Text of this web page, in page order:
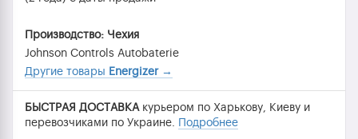
Производство: Чехия
Johnson Controls Autobaterie
Другие товары Energizer→
БЫСТРАЯ ДОСТАВКАкурьером по Харькову, Киеву и
перевозчиками по Украине.
Подробнее